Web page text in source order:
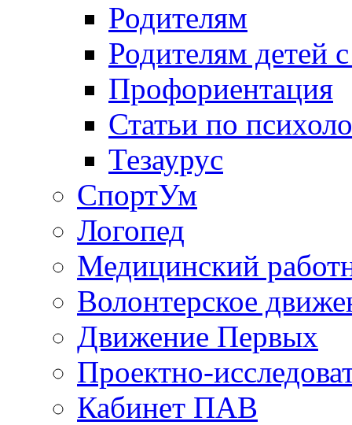
Родителям
Родителям детей
Профориентация
Статьи по
Тезаурус
СпортУм
Логопед
Медицинский
Волонтерское
Движение Первых
Проектно-
Кабинет ПАВ